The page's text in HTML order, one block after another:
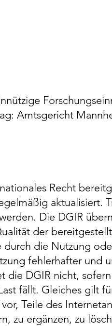
Amtsgericht
Recht
aktualisiert.
Die DGIR
der
durch die Nutzung
fehlerhafter und
die DGIR nicht,
fällt. Gleiches gilt
Teile des
zu ergänzen, zu